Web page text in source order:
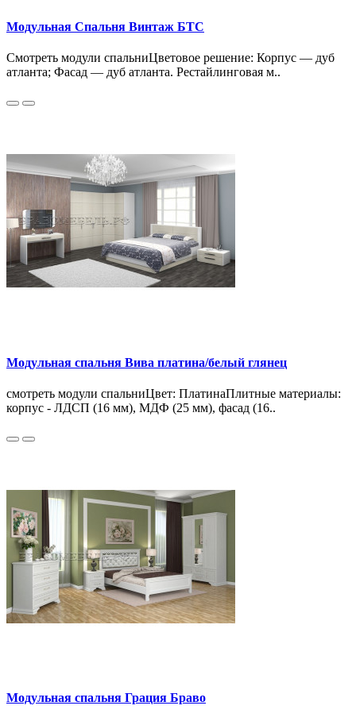
Модульная Спальня Винтаж БТС
Смотреть модули спальниЦветовое решение: Корпус — дуб
атланта; Фасад — дуб атланта. Рестайлинговая м..
Модульная спальня Вива платина/белый глянец
смотреть модули спальниЦвет: ПлатинаПлитные материалы:
корпус - ЛДСП (16 мм), МДФ (25 мм), фасад (16..
Модульная спальня Грация Браво